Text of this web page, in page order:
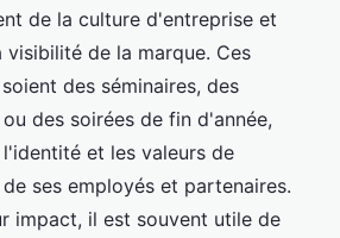
de la culture d'entreprise et
de la marque. Ces
des séminaires, des
des soirées de fin d'année,
et les valeurs de
ses employés et partenaires.
impact, il est souvent utile de